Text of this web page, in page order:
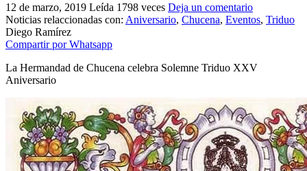
12 de marzo, 2019 Leída 1798 veces Deja un comentario
Noticias relaccionadas con: Aniversario, Chucena, Eventos, Triduo
Diego Ramírez
Compartir por Whatsapp
La Hermandad de Chucena celebra Solemne Triduo XXV
Aniversario
Historia de la Virgen del Rocío
¿Cuándo es la romería del Rocío?
¿Cuándo se construyó la primera ermita?
El traslado cada siete años
¿Cuales son los actos principales que se celebran en el
Rocío?
Quiero hacer el camino,¿que tengo que hacer?